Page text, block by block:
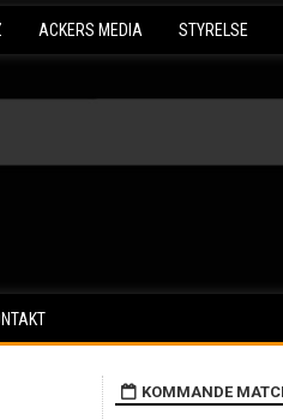
ACKERS MEDIA STYRELSE
KOMMANDE